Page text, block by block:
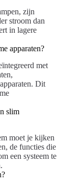
zijn
stroom dan
in lagere
apparaten?
met
Dit
slim
moet je kijken
de functies die
een systeem te